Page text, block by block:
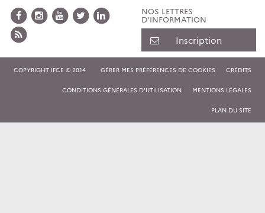
NOS LETTRES
D'INFORMATION
Inscription
COPYRIGHT IFCE © 2014 CRÉDITS
GÉRER MES PRÉFÉRENCES DE COOKIES
MENTIONS LÉGALES
CONDITIONS GÉNÉRALES D'UTILISATION
PLAN DU SITE